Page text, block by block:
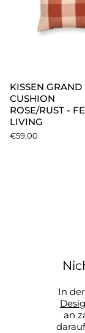
KISSEN GRAND
CUSHION
ROSE/RUST -
LIVING
€59,00
In
an